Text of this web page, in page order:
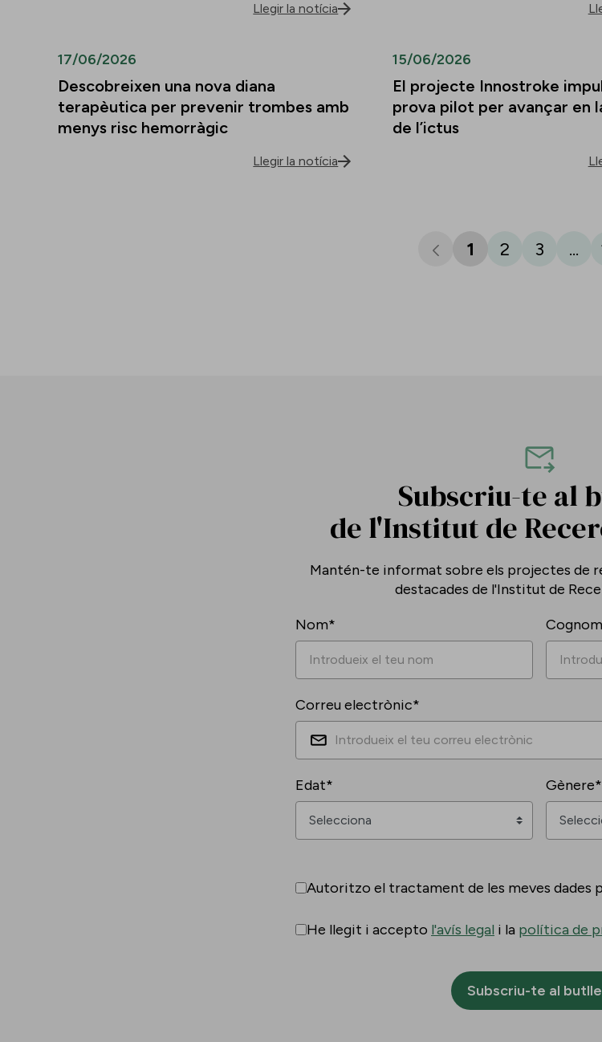
Llegir la notícia
17/06/2026
Descobreixen una nova diana
terapèutica per prevenir trombes amb
menys risc hemorràgic
Llegir la notícia
15/06/2026
El projecte Innostroke
prova pilot per avançar en
de l’ictus
1 2 3 ...
Subscriu-te al
de l'Institut de
Mantén-te informat sobre els projectes de
destacades de l'Institut de
Nom*
Correu electrònic*
Edat* Gènere*
Autoritzo el tractament de les meves dades
He llegit i accepto l'avís legal i la política de
Subscriu-te al